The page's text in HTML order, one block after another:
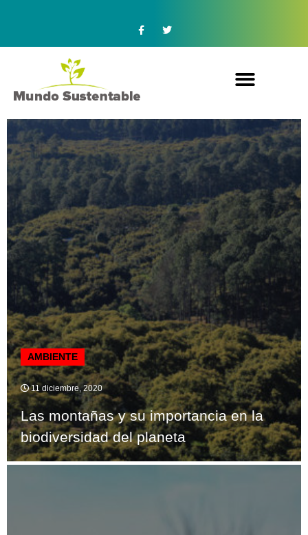
AMBIENTE
11 diciembre, 2020
Las montañas y su importancia en la
biodiversidad del planeta